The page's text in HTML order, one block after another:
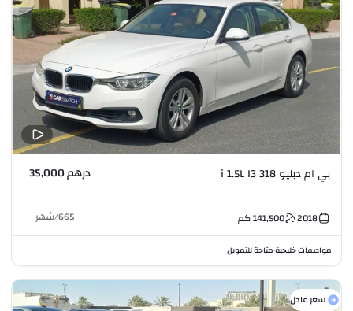
بي ام دبليو 318 i 1.5L I3 درهم 35,000
2018
141,500كم 665
/شهر
مواصفات خليجية•متاحة للتمويل
سعر عادل